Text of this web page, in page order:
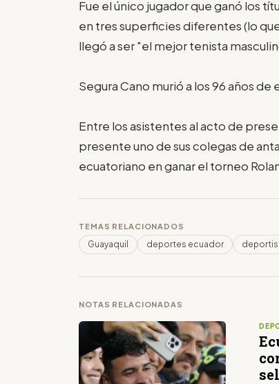
Fue el único jugador que ganó los
en tres superficies diferentes (lo
llegó a ser "el mejor tenista
Segura Cano murió a los 96 años
Entre los asistentes al acto de
presente uno de sus colegas de
ecuatoriano en ganar el torneo
TEMAS RELACIONADOS
Guayaquil deportes ecuador
NOTAS RELACIONADAS